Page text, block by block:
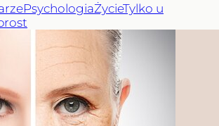
PsychologiaŻycieTylko u